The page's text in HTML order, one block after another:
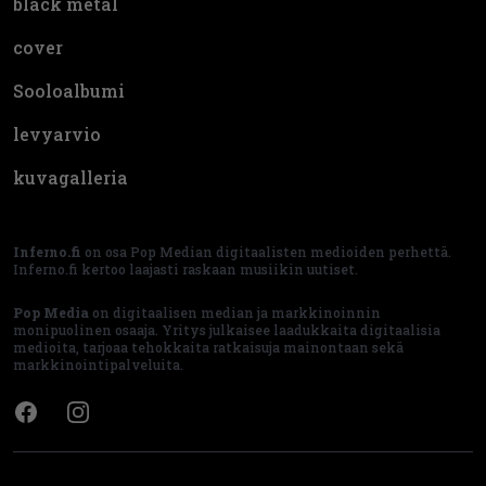
cover
Sooloalbumi
levyarvio
kuvagalleria
Inferno.fi on osa Pop Median digitaalisten medioiden perhettä.
Inferno.fi kertoo laajasti raskaan musiikin uutiset.
Pop Media on digitaalisen median ja markkinoinnin
monipuolinen osaaja. Yritys julkaisee laadukkaita digitaalisia
medioita, tarjoaa tehokkaita ratkaisuja mainontaan sekä
markkinointipalveluita.
FacebookInstagram